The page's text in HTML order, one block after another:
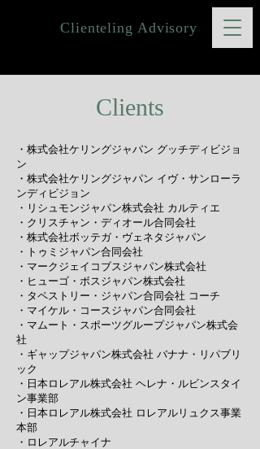
Clienteling Advisory
Clients
・株式会社ケリングジャパン グッチディビジョ
ン
・株式会社ケリングジャパン イヴ・サンローラ
ンディビジョン
・リシュモンジャパン株式会社 カルティエ
・クリスチャン・ディオール合同会社
・株式会社ボッテガ・ヴェネタジャパン
・トゥミジャパン合同会社
・マークジェイコブスジャパン株式会社
・ヒューゴ・ボスジャパン株式会社
・タペストリー・ジャパン合同会社 コーチ
・マイケル・コースジャパン合同会社
・マムート・スポーツグループジャパン株式会
社
・ギャップジャパン株式会社 バナナ・リパブリ
ック
・日本ロレアル株式会社 ヘレナ・ルビンスタイ
ン事業部
・日本ロレアル株式会社 ロレアルリュクス事業
本部
・ロレアルチャイナ